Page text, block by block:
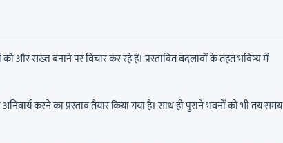
और सख्त बनाने पर विचार कर रहे हैं। प्रस्तावित बदलावों के तहत भविष्य में
करने का प्रस्ताव तैयार किया गया है। साथ ही पुराने भवनों को भी तय समय